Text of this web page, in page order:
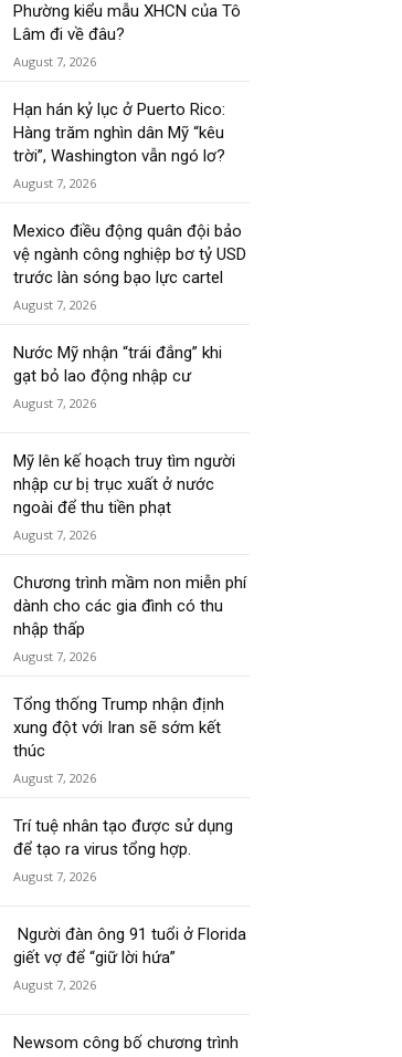
Phường kiểu mẫu XHCN của Tô
Lâm đi về đâu?
August 7, 2026
Hạn hán kỷ lục ở Puerto Rico:
Hàng trăm nghìn dân Mỹ “kêu
trời”, Washington vẫn ngó lơ?
August 7, 2026
Mexico điều động quân đội bảo
vệ ngành công nghiệp bơ tỷ USD
trước làn sóng bạo lực cartel
August 7, 2026
Nước Mỹ nhận “trái đắng” khi
gạt bỏ lao động nhập cư
August 7, 2026
Mỹ lên kế hoạch truy tìm người
nhập cư bị trục xuất ở nước
ngoài để thu tiền phạt
August 7, 2026
Chương trình mầm non miễn phí
dành cho các gia đình có thu
nhập thấp
August 7, 2026
Tổng thống Trump nhận định
xung đột với Iran sẽ sớm kết
thúc
August 7, 2026
Trí tuệ nhân tạo được sử dụng
để tạo ra virus tổng hợp.
August 7, 2026
Người đàn ông 91 tuổi ở Florida
giết vợ để “giữ lời hứa”
August 7, 2026
Newsom công bố chương trình